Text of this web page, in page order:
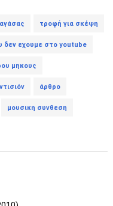
τροφή για σκέψη
δεν εχουμε στο youtube
μηκους
άρθρο
μουσικη συνθεση